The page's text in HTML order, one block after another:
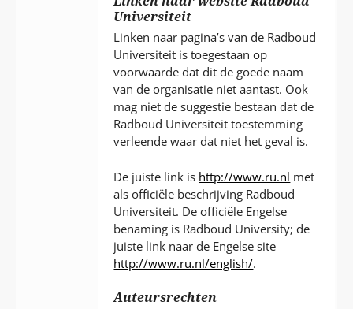
Universiteit
Linken naar pagina’s van de Radboud
Universiteit is toegestaan op
voorwaarde dat dit de goede naam
van de organisatie niet aantast. Ook
mag niet de suggestie bestaan dat de
Radboud Universiteit toestemming
verleende waar dat niet het geval is.
De juiste link is http://www.ru.nl met
als officiële beschrijving Radboud
Universiteit. De officiële Engelse
benaming is Radboud University; de
juiste link naar de Engelse site
http://www.ru.nl/english/.
Auteursrechten